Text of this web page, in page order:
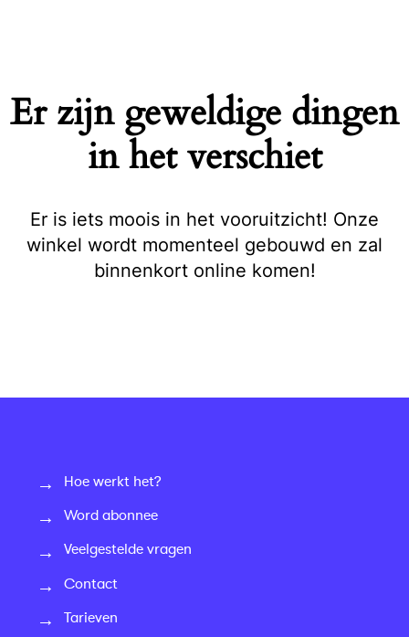
Er zijn geweldige dingen
in het verschiet
Er is iets moois in het vooruitzicht! Onze
winkel wordt momenteel gebouwd en zal
binnenkort online komen!
Hoe werkt het?
Word abonnee
Veelgestelde vragen
Contact
Tarieven